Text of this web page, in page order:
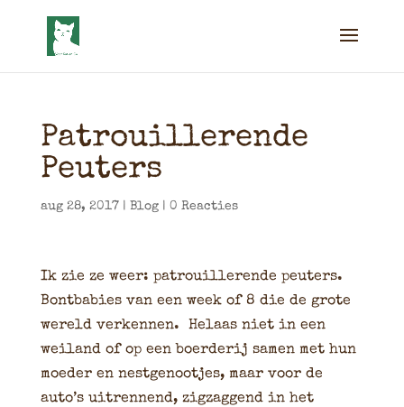
Patrouillerende
Peuters
aug 28, 2017 | Blog| 0 Reacties
Ik zie ze weer: patrouillerende peuters.
Bontbabies van een week of 8 die de grote
wereld verkennen. Helaas niet in een
weiland of op een boerderij samen met hun
moeder en nestgenootjes, maar voor de
auto’s uitrennend, zigzaggend in het